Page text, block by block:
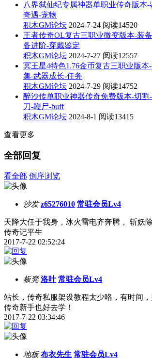
八界弑仙纪专属神器单职业传奇版本-
奇遇-宠物
积木GM论坛 2024-7-24 阅读14520
王者传奇OL复古三职业微变版本-装
备进阶-穿戴鉴定
积木GM论坛 2024-7-27 阅读12557
冥王星4特色1.76金币复古三职业版本
集-武器成长-任务
积木GM论坛 2024-7-29 阅读14752
醉沙传单职业神器传奇免费版本-切割
刀-鞭尸-buff
积木GM论坛 2024-8-1 阅读13415
查看更多
全部回复
看全部 倒序浏览
沙发 z65276010 常驻会员Lv4
天降大任于我身，冰火雷电齐奔腾， 斩妖
传奇记平生
2017-7-22 02:52:24
板凳 洛叶 常驻会员Lv4
站长，传奇私服架设教程太少咯，有时间
传奇新手也好去学！
2017-7-22 03:34:46
地板 布衣先生 常驻会员Lv4